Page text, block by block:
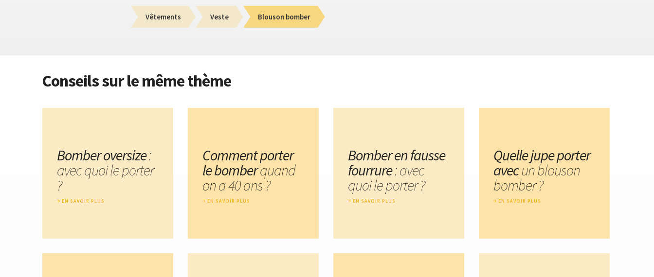
Vêtements Veste Blouson bomber
Conseils sur le même thème
Bomber oversize:
avec quoi le porter
?
EN SAVOIR PLUS
Comment porter
le bomberquand
on a 40 ans ?
EN SAVOIR PLUS
Bomber en fausse
fourrure: avec
quoi le porter ?
EN SAVOIR PLUS
Quelle jupe porter
avecun blouson
bomber ?
EN SAVOIR PLUS